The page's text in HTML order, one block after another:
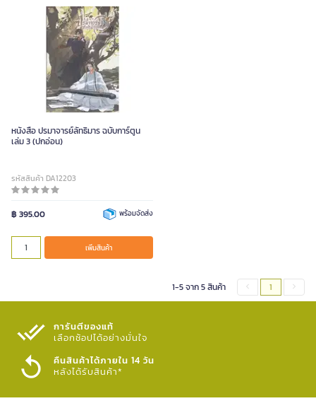
หนังสือ ปรมาจารย์ลัทธิมาร ฉบับการ์ตูน
เล่ม 3 (ปกอ่อน)
รหัสสินค้า DA12203
฿ 395.00 พร้อมจัดส่ง
เพิ่มสินค้า
1-5 จาก 5 สินค้า 1
การันตีของแท้
เลือกช้อปได้อย่างมั่นใจ​
คืนสินค้าได้ภายใน 14 วัน
หลังได้รับสินค้า*